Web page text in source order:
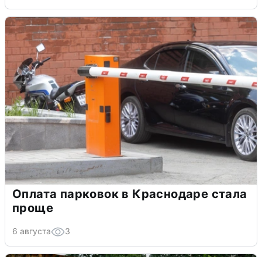
Оплата парковок в Краснодаре стала
проще
6 августа 3